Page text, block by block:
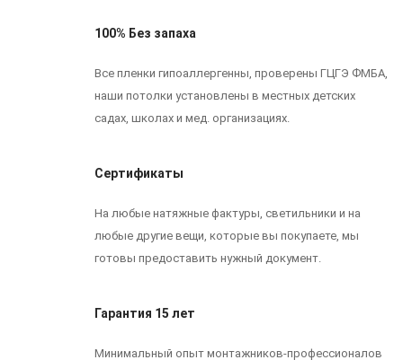
100% Без запаха
Все пленки гипоаллергенны, проверены ГЦГЭ ФМБА,
наши потолки установлены в местных детских
садах, школах и мед. организациях.
Сертификаты
На любые натяжные фактуры, светильники и на
любые другие вещи, которые вы покупаете, мы
готовы предоставить нужный документ.
Гарантия 15 лет
Минимальный опыт монтажников-профессионалов